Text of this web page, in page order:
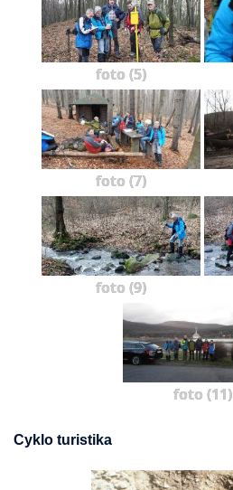
foto (5)
foto (7)
foto (9)
foto (11)
Cyklo turistika